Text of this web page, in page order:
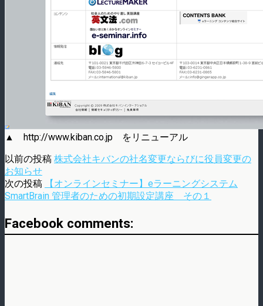
▲ http://www.kiban.co.jp をリニューアル
以前の投稿 株式会社キバンの社名変更ならびに役員変更の
お知らせ
次の投稿
【オンラインセミナー】eラーニングシステム
SmartBrain 管理者のための初期設定講座 その１
Facebook comments: